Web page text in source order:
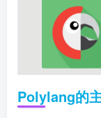
Polylang的